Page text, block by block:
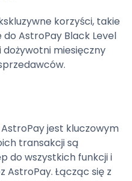
korzyści, takie
AstroPay Black Level
dożywotni miesięczny
jest kluczowym
transakcji są
do wszystkich funkcji i
AstroPay. Łącząc się z